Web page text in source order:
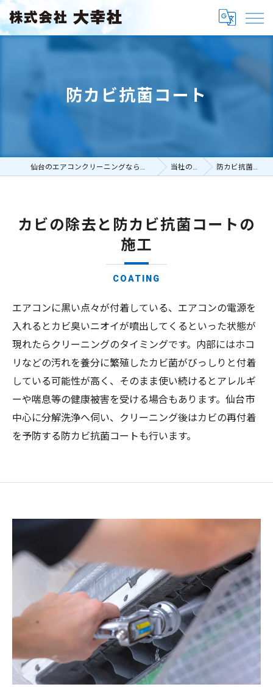
防カビ抗菌コート
仙台のエアコンクリーニングなら株式会社大幸社 当社の特徴 防カビ抗菌コート
カビの除去と防カビ抗菌コートの
施工
COATING
エアコンに黒い点々が付着している、エアコンの電源を
入れるとカビ臭いニオイが噴出してくるといった状態が
現れたらクリーニングのタイミングです。内部にはホコ
リなどの汚れを養分に繁殖したカビ菌がびっしりと付着
している可能性が高く、そのまま使い続けるとアレルギ
ーや喘息等の健康被害を受ける場合もあります。仙台市
中心に分解洗浄へ伺い、クリーニング後はカビの再付着
を予防する防カビ抗菌コートも行います。